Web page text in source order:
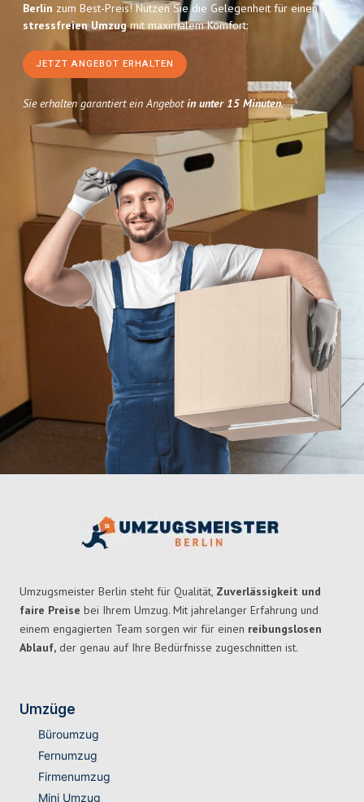
Berlin zum Best-Preis! Nutzen Sie die Gelegenheit für einen
stressfreien Umzugmit maximalem Komfort:
JETZT ANGEBOT ERHALTEN
Sie erhalten garantiert ein Angebotin unter 15 Minuten.
Umzugsmeister Berlin steht für Qualität, Zuverlässigkeit und
faire Preise bei Ihrem Umzug. Mit jahrelanger Erfahrung und
einem engagierten Team sorgen wir für einen reibungslosen
Ablauf, der genau auf Ihre Bedürfnisse zugeschnitten ist.
Umzüge
Büroumzug
Fernumzug
Firmenumzug
Mini Umzug